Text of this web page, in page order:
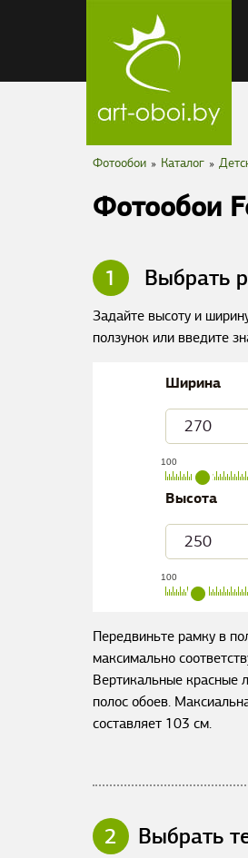
Фотообои » Каталог »
Фотообои
1 Выбрать
Задайте высоту и
ползунок или введите
Ширина
100
Высота
100
Передвиньте рамку в
максимально
Вертикальные красные
полос обоев.
составляет 103 см.
2 Выбрать